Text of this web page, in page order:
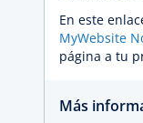
En este
MyWebsite
página a tu
Más